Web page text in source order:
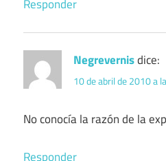
Responder
Negrevernisdice:
10 de abril de 2010 a
No conocía la razón de la
Responder